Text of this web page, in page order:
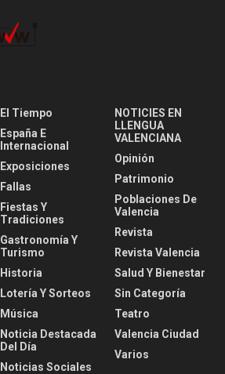
El Tiempo
España E
Internacional
Exposiciones
Fallas
Fiestas Y
Tradiciones
Gastronomía Y
Turismo
Historia
Lotería Y Sorteos
Música
Noticia Destacada
Del Día
Noticias Sociales
NOTICIES EN
LLENGUA
VALENCIANA
Opinión
Patrimonio
Poblaciones De
Valencia
Revista
Revista Valencia
Salud Y Bienestar
Sin Categoría
Teatro
Valencia Ciudad
Varios